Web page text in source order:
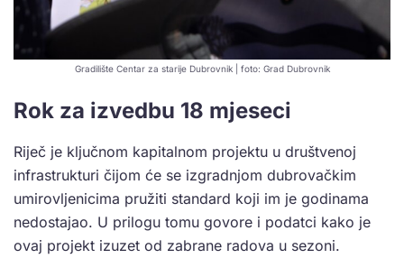
Gradilište Centar za starije Dubrovnik | foto: Grad Dubrovnik
Rok za izvedbu 18 mjeseci
Riječ je ključnom kapitalnom projektu u društvenoj
infrastrukturi čijom će se izgradnjom dubrovačkim
umirovljenicima pružiti standard koji im je godinama
nedostajao. U prilogu tomu govore i podatci kako je
ovaj projekt izuzet od zabrane radova u sezoni.